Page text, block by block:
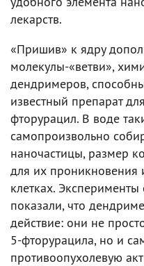
лекарств.
«Пришив» к ядру
молекулы-«ветви»,
дендримеров,
известный препарат
фторурацил. В воде
самопроизвольно
наночастицы, размер
для их проникновения
клетках.
показали, что
действие: они не
5-фторурацила, но и
противоопухолевую